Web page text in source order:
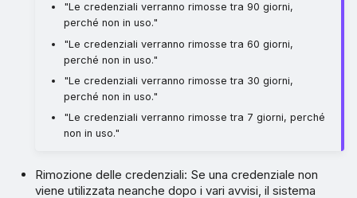
"Le credenziali verranno rimosse tra 90 giorni,
perché non in uso."
"Le credenziali verranno rimosse tra 60 giorni,
perché non in uso."
"Le credenziali verranno rimosse tra 30 giorni,
perché non in uso."
"Le credenziali verranno rimosse tra 7 giorni, perché
non in uso."
Rimozione delle credenziali: Se una credenziale non
viene utilizzata neanche dopo i vari avvisi, il sistema